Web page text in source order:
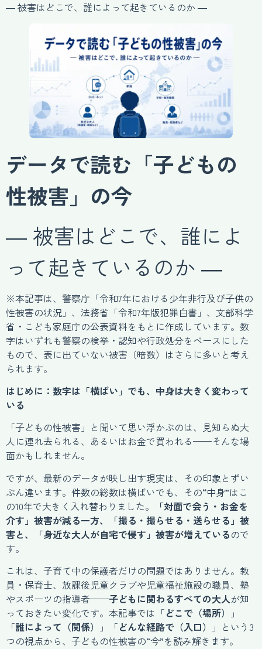
― 被害はどこで、誰によって起きているのか ―
データで読む「子どもの
性被害」の今
― 被害はどこで、誰によ
って起きているのか ―
※本記事は、警察庁「令和7年における少年非行及び子供の
性被害の状況」、法務省「令和7年版犯罪白書」、文部科学
省・こども家庭庁の公表資料をもとに作成しています。数
字はいずれも警察の検挙・認知や行政処分をベースにした
もので、表に出ていない被害（暗数）はさらに多いと考え
られます。
はじめに：数字は「横ばい」でも、中身は大きく変わって
いる
「子どもの性被害」と聞いて思い浮かぶのは、見知らぬ大
人に連れ去られる、あるいはお金で買われる——そんな場
面かもしれません。
ですが、最新のデータが映し出す現実は、その印象とずい
ぶん違います。件数の総数は横ばいでも、その“中身”はこ
の10年で大きく入れ替わりました。
「対面で会う・お金を
介す」被害が減る一方、「撮る・撮らせる・送らせる」被
害と、「身近な大人が自宅で侵す」被害が増えているので
す。
これは、子育て中の保護者だけの問題ではありません。教
員・保育士、放課後児童クラブや児童福祉施設の職員、塾
やスポーツの指導者——子どもに関わるすべての大人が知
っておきたい変化です。本記事では「どこで（場所）
」
「誰によって（関係） 」「どんな経路で（入口）
」という3
つの視点から、子どもの性被害の“今”を読み解きます。